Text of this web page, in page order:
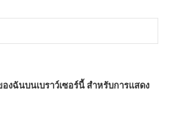
งฉันบนเบราว์เซอร์นี้ สำหรับการแสดง